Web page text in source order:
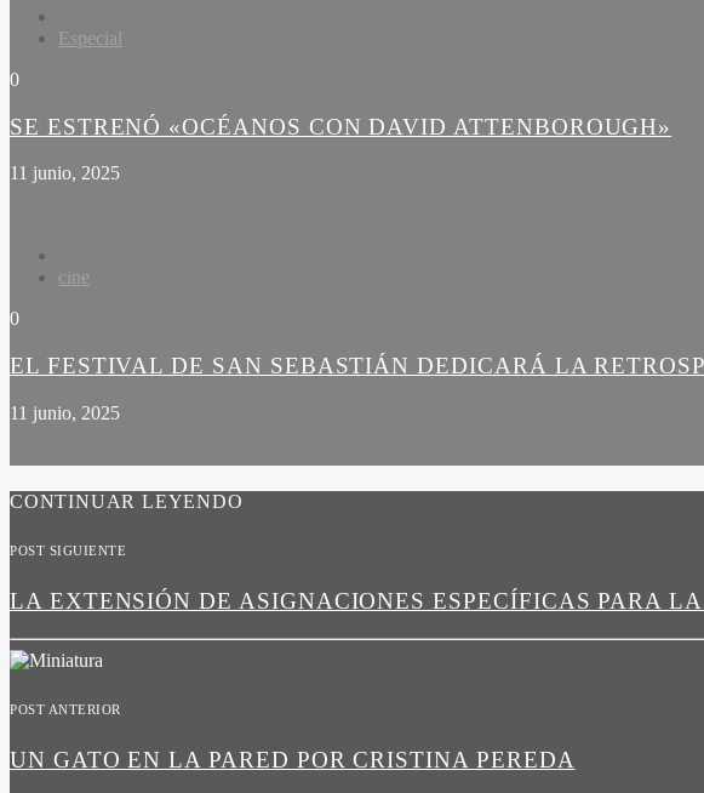
Especial
0
SE ESTRENÓ «OCÉANOS CON DAVID ATTENBOROUGH»
11 junio, 2025
cine
0
EL FESTIVAL DE SAN SEBASTIÁN DEDICARÁ LA
11 junio, 2025
CONTINUAR LEYENDO
POST SIGUIENTE
LA EXTENSIÓN DE ASIGNACIONES ESPECÍFICAS PARA
POST ANTERIOR
UN GATO EN LA PARED POR CRISTINA PEREDA